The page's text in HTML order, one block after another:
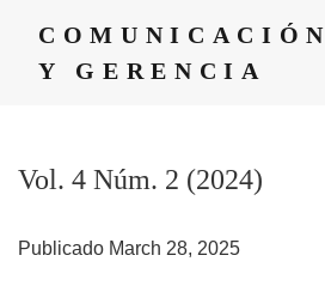
COMUNICACIÓN
Y GERENCIA
Vol. 4 Núm. 2 (2024)
Publicado March 28, 2025